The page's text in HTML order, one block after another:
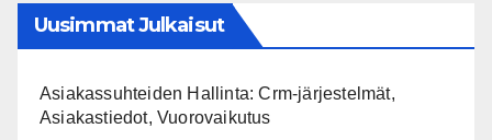
Uusimmat Julkaisut
Asiakassuhteiden Hallinta: Crm-järjestelmät,
Asiakastiedot, Vuorovaikutus